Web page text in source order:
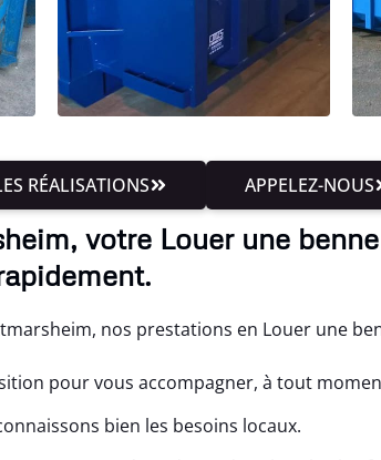
RÉALISATIONS APPELEZ-NOUS
votre Louer une
nos prestations en Louer une
pour vous accompagner, à tout
bien les besoins locaux.